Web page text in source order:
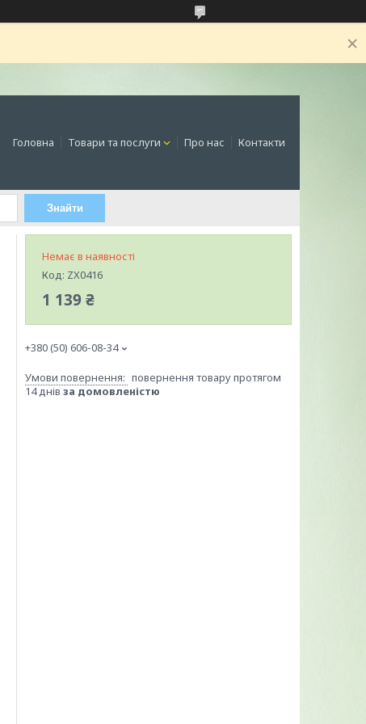
Головна Товари та послуги Про нас Контакти
Знайти
Немає в наявності
Код: ZX0416
1 139 ₴
+380 (50) 606-08-34
повернення товару протягом
14 днів за домовленістю